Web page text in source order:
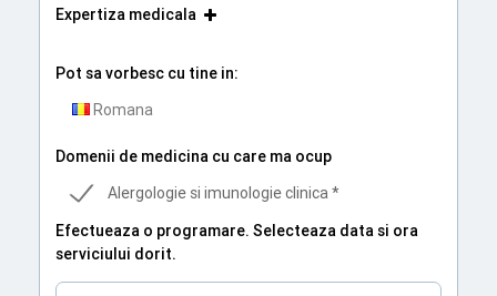
Expertiza medicala
Pot sa vorbesc cu tine in:
Romana
Domenii de medicina cu care ma ocup
Alergologie si imunologie clinica *
Efectueaza o programare. Selecteaza data si ora
serviciului dorit.